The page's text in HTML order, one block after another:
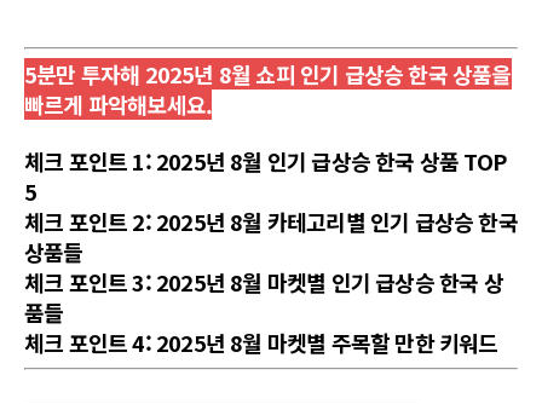
5분만 투자해 2025년 8월 쇼피 인기 급상승 한국 상품을
빠르게 파악해보세요.
체크 포인트 1: 2025년 8월 인기 급상승 한국 상품 TOP
5
체크 포인트 2: 2025년 8월 카테고리별 인기 급상승 한국
상품들
체크 포인트 3: 2025년 8월 마켓별 인기 급상승 한국 상
품들
체크 포인트 4: 2025년 8월 마켓별 주목할 만한 키워드